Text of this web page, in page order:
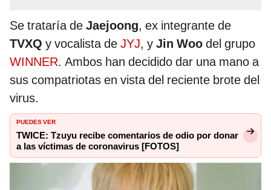
Se trataría de Jaejoong, ex integrante de
TVXQ y vocalista de JYJ, y Jin Woo del grupo
WINNER. Ambos han decidido dar una mano a
sus compatriotas en vista del reciente brote del
virus.
PUEDES VER
TWICE: Tzuyu recibe comentarios de odio por donar
a las víctimas de coronavirus [FOTOS]